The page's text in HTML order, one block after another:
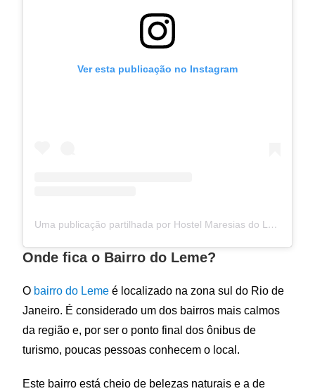
Ver esta publicação no Instagram
Uma publicação partilhada por Hostel Maresias do Leme (@hostelmaresiasdoleme)
Onde fica o Bairro do Leme?
O bairro do Leme é localizado na zona sul do Rio de
Janeiro. É considerado um dos bairros mais calmos
da região e, por ser o ponto final dos ônibus de
turismo, poucas pessoas conhecem o local.
Este bairro está cheio de belezas naturais e a de